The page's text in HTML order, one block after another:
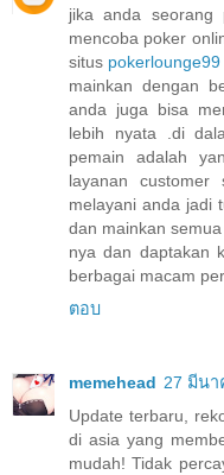
jika anda seorang
mencoba poker
situs pokerlounge99
mainkan dengan
anda juga bisa
lebih nyata .di
pemain adalah
layanan
melayani anda jadi
dan mainkan
nya dan daptakan
berbagai macam
ตอบ
memehead 27 มีนา
Update terbaru,
di asia yang
mudah! Tidak